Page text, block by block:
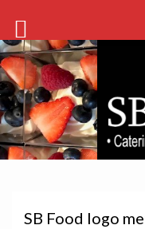
SB Food logo